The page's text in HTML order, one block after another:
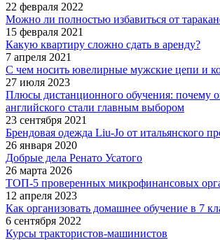
22 февраля 2022
Можно ли полностью избавиться от
15 февраля 2021
Какую квартиру сложно сдать в аренду?
7 апреля 2021
С чем носить ювелирные мужские цепи и
27 июля 2023
Плюсы дистанционного обучения: почему
английского стали главным выбором
23 сентября 2021
Брендовая одежда Liu-Jo от итальянского
26 января 2020
Добрые дела Ренато Усатого
26 марта 2026
ТОП-5 проверенных микрофинансовых
12 апреля 2023
Как организовать домашнее обучение в 7
6 сентября 2022
Курсы трактористов-машинистов